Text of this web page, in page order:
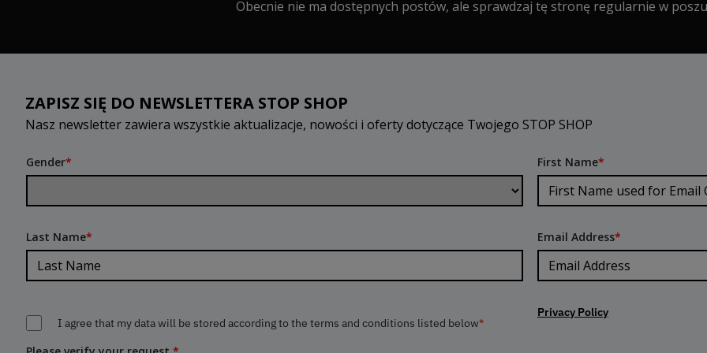
Obecnie nie ma dostępnych postów, ale sprawdzaj tę stronę regularnie w
ZAPISZ SIĘ DO NEWSLETTERA STOP SHOP
Nasz newsletter zawiera wszystkie aktualizacje, nowości i oferty dotyczące Twojego STOP SHOP
Gender* First Name*
Last Name* Email Address*
I agree that my data will be stored according to the terms and conditions listed below*
Privacy Policy